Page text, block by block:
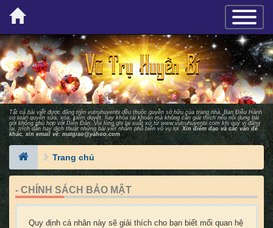
×
Tất cả bài viết được đăng trên vutruhuyenbi đều thuộc quyền sở hữu của trang nhà. Ban Ðiều Hành
có toàn quyền sửa, xóa, kiểm duyệt, hay khóa tài khoản mà không cần giải thích nếu nội dung bài
gởi không phù hợp với Diễn Ðàn. Vui lòng ghi lại xuất xứ từwww.vutruhuyenbi.comkhi quý vị đăng
lại, trích dẫn hay dịch thuật những bài viết nhằm phổ biến vô vụ lợi. Xin điểm đạo và các vấn đề
khác, xin email về: matgiao@yahoo.com
Trang chủ
- CHÍNH SÁCH BẢO MẬT
Quy định cá nhân này sẽ giải thích cho bạn biết mối quan hệ